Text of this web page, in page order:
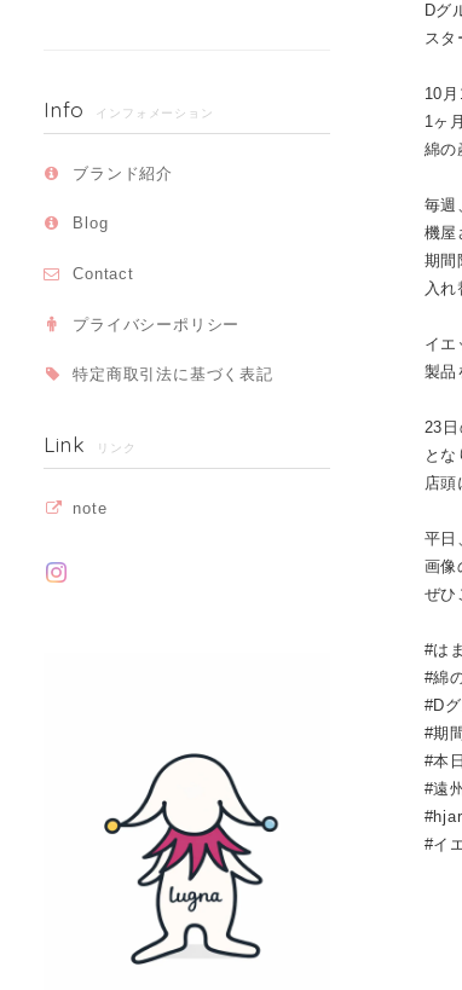
Info インフォメーション
ブランド紹介
Blog
Contact
プライバシーポリシー
特定商取引法に基づく表記
Link リンク
note
Dグ
スタ
10
1ヶ
綿の
毎週
機屋
期間
入れ
イエ
製品
23
と
店頭
平日
画像
ぜひ
#は
#綿
#D
#期
#本
#遠
#イ